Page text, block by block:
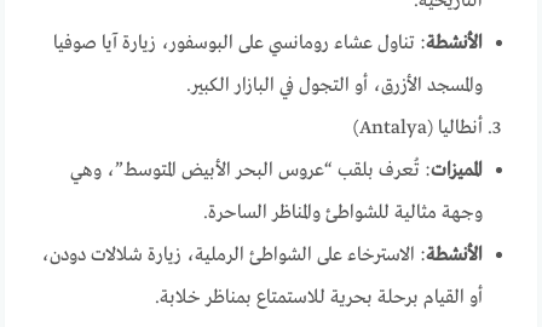
الأنشطة: تناول عشاء رومانسي على البوسفور، زيارة آيا صوفيا
والمسجد الأزرق، أو التجول في البازار الكبير.
أنطاليا (Antalya)
المميزات: تُعرف بلقب “عروس البحر الأبيض المتوسط”، وهي
وجهة مثالية للشواطئ والمناظر الساحرة.
الأنشطة: الاسترخاء على الشواطئ الرملية، زيارة شلالات دودن،
أو القيام برحلة بحرية للاستمتاع بمناظر خلابة.